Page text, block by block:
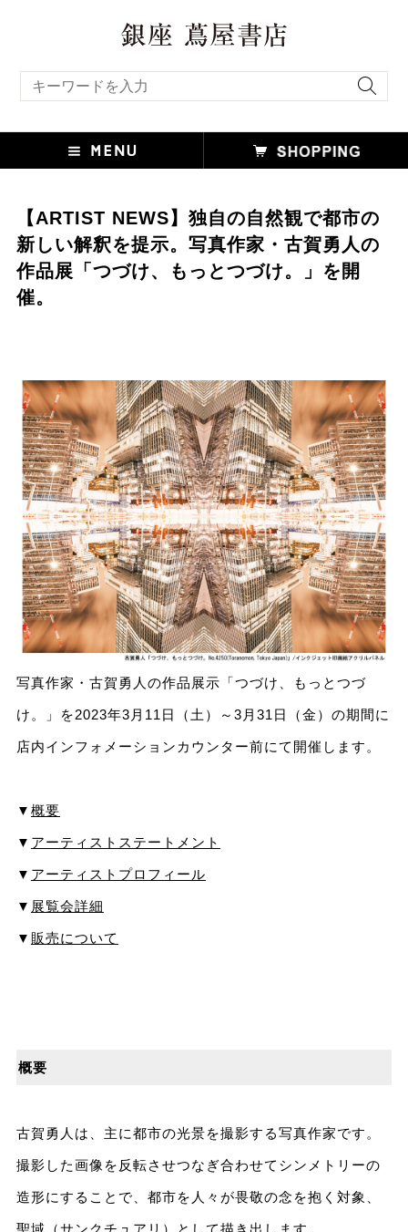
【ARTIST NEWS】独自の自然観で都市の
新しい解釈を提示。写真作家・古賀勇人の
作品展「つづけ、もっとつづけ。」を開
催。
写真作家・古賀勇人の作品展示「つづけ、もっとつづ
け。」を2023年3月11日（土）～3月31日（金）の期間に
店内インフォメーションカウンター前にて開催します。
▼ 概要
▼ アーティストステートメント
▼ アーティストプロフィール
▼ 展覧会詳細
▼ 販売について
概要
古賀勇人は、主に都市の光景を撮影する写真作家です。
撮影した画像を反転させつなぎ合わせてシンメトリーの
造形にすることで、都市を人々が畏敬の念を抱く対象、
聖域（サンクチュアリ）として描き出します。